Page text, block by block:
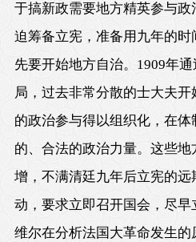
于搞新政需要地方精英参与
迫筹备立宪，准备用九年的
先要开始地方自治。1909年
局，过去非常分散的士大夫
的政治参与得以组织化，在
的、合法的政治力量。这些
增，不满清廷九年后立宪的
动，要求立即召开国会，尽
维尔在分析法国大革命发生